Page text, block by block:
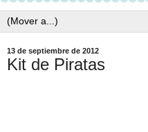
13 de septiembre de 2012
Kit de Piratas